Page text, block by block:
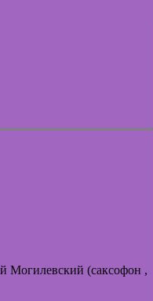
Могилевский (саксофон ,